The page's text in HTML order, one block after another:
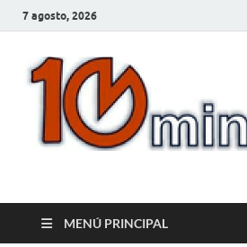
7 agosto, 2026
MENÚ PRINCIPAL